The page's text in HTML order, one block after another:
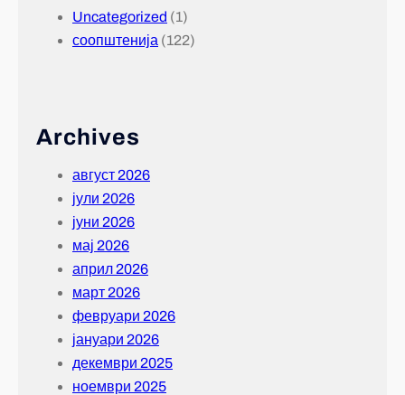
Uncategorized (1)
соопштенија (122)
Archives
август 2026
јули 2026
јуни 2026
мај 2026
април 2026
март 2026
февруари 2026
јануари 2026
декември 2025
ноември 2025